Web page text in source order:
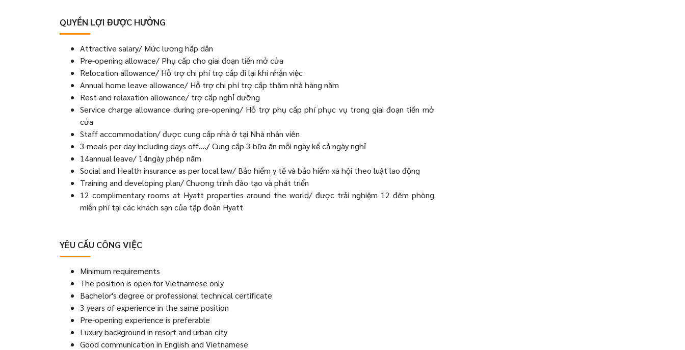
QUYỀN LỢI ĐƯỢC HƯỞNG
Attractive salary/ Mức lương hấp dẫn
Pre-opening allowace/ Phụ cấp cho giai đoạn tiền mở cửa
Relocation allowance/ Hỗ trợ chi phí trợ cấp đi lại khi nhận việc
Annual home leave allowance/ Hỗ trợ chi phí trợ cấp thăm nhà hàng năm
Rest and relaxation allowance/ trợ cấp nghỉ dưỡng
Service charge allowance during pre-opening/ Hỗ trợ phụ cấp phí phục vụ trong giai đoạn tiền mở
cửa
Staff accommodation/ được cung cấp nhà ở tại Nhà nhân viên
3 meals per day including days off…./ Cung cấp 3 bữa ăn mỗi ngày kể cả ngày nghỉ
14annual leave/ 14ngày phép năm
Social and Health insurance as per local law/ Bảo hiểm y tế và bảo hiểm xã hội theo luật lao động
Training and developing plan/ Chương trình đào tạo và phát triển
12 complimentary rooms at Hyatt properties around the world/ được trải nghiệm 12 đêm phòng
miễn phí tại các khách sạn của tập đoàn Hyatt
YÊU CẦU CÔNG VIỆC
Minimum requirements
The position is open for Vietnamese only
Bachelor's degree or professional technical certificate
3 years of experience in the same position
Pre-opening experience is preferable
Luxury background in resort and urban city
Good communication in English and Vietnamese